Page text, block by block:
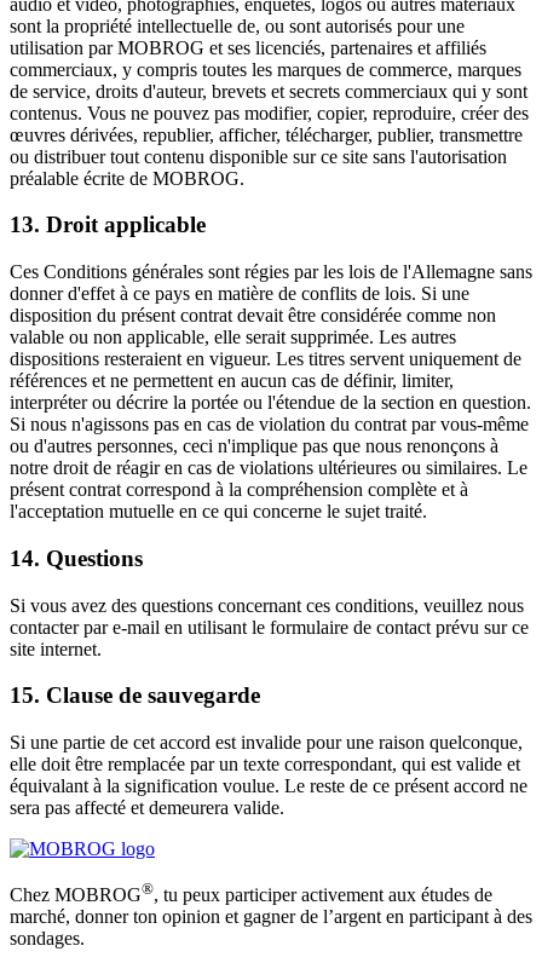
sont la propriété intellectuelle de, ou sont autorisés pour une
utilisation par MOBROG et ses licenciés, partenaires et affiliés
commerciaux, y compris toutes les marques de commerce, marques
de service, droits d'auteur, brevets et secrets commerciaux qui y sont
contenus. Vous ne pouvez pas modifier, copier, reproduire, créer des
œuvres dérivées, republier, afficher, télécharger, publier, transmettre
ou distribuer tout contenu disponible sur ce site sans l'autorisation
préalable écrite de MOBROG.
13. Droit applicable
Ces Conditions générales sont régies par les lois de l'Allemagne sans
donner d'effet à ce pays en matière de conflits de lois. Si une
disposition du présent contrat devait être considérée comme non
valable ou non applicable, elle serait supprimée. Les autres
dispositions resteraient en vigueur. Les titres servent uniquement de
références et ne permettent en aucun cas de définir, limiter,
interpréter ou décrire la portée ou l'étendue de la section en question.
Si nous n'agissons pas en cas de violation du contrat par vous-même
ou d'autres personnes, ceci n'implique pas que nous renonçons à
notre droit de réagir en cas de violations ultérieures ou similaires. Le
présent contrat correspond à la compréhension complète et à
l'acceptation mutuelle en ce qui concerne le sujet traité.
14. Questions
Si vous avez des questions concernant ces conditions, veuillez nous
contacter par e-mail en utilisant le formulaire de contact prévu sur ce
site internet.
15. Clause de sauvegarde
Si une partie de cet accord est invalide pour une raison quelconque,
elle doit être remplacée par un texte correspondant, qui est valide et
équivalant à la signification voulue. Le reste de ce présent accord ne
sera pas affecté et demeurera valide.
Chez MOBROG®, tu peux participer activement aux études de
marché, donner ton opinion et gagner de l’argent en participant à des
sondages.